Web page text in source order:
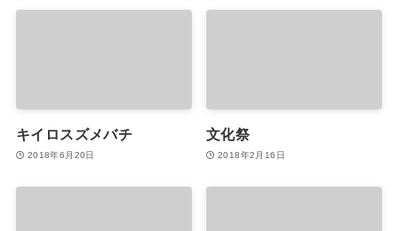
キイロスズメバチ
2018年6月20日
文化祭
2018年2月16日